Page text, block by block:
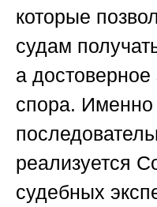
которые
судам
а
спора. Именно
реализуется
судебных